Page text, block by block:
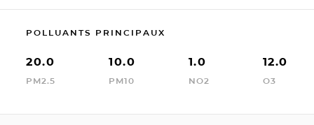
POLLUANTS PRINCIPAUX
20.0
PM2.5
10.0
PM10
1.0
NO2
12.0
O3